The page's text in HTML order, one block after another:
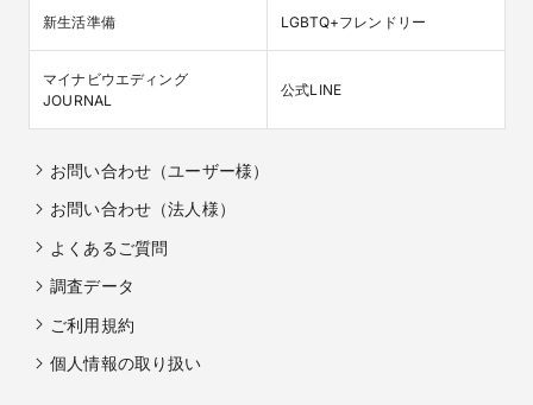
新生活準備 LGBTQ+フレンドリー
マイナビウエディング
JOURNAL
公式LINE
お問い合わせ（ユーザー様）
お問い合わせ（法人様）
よくあるご質問
調査データ
ご利用規約
個人情報の取り扱い